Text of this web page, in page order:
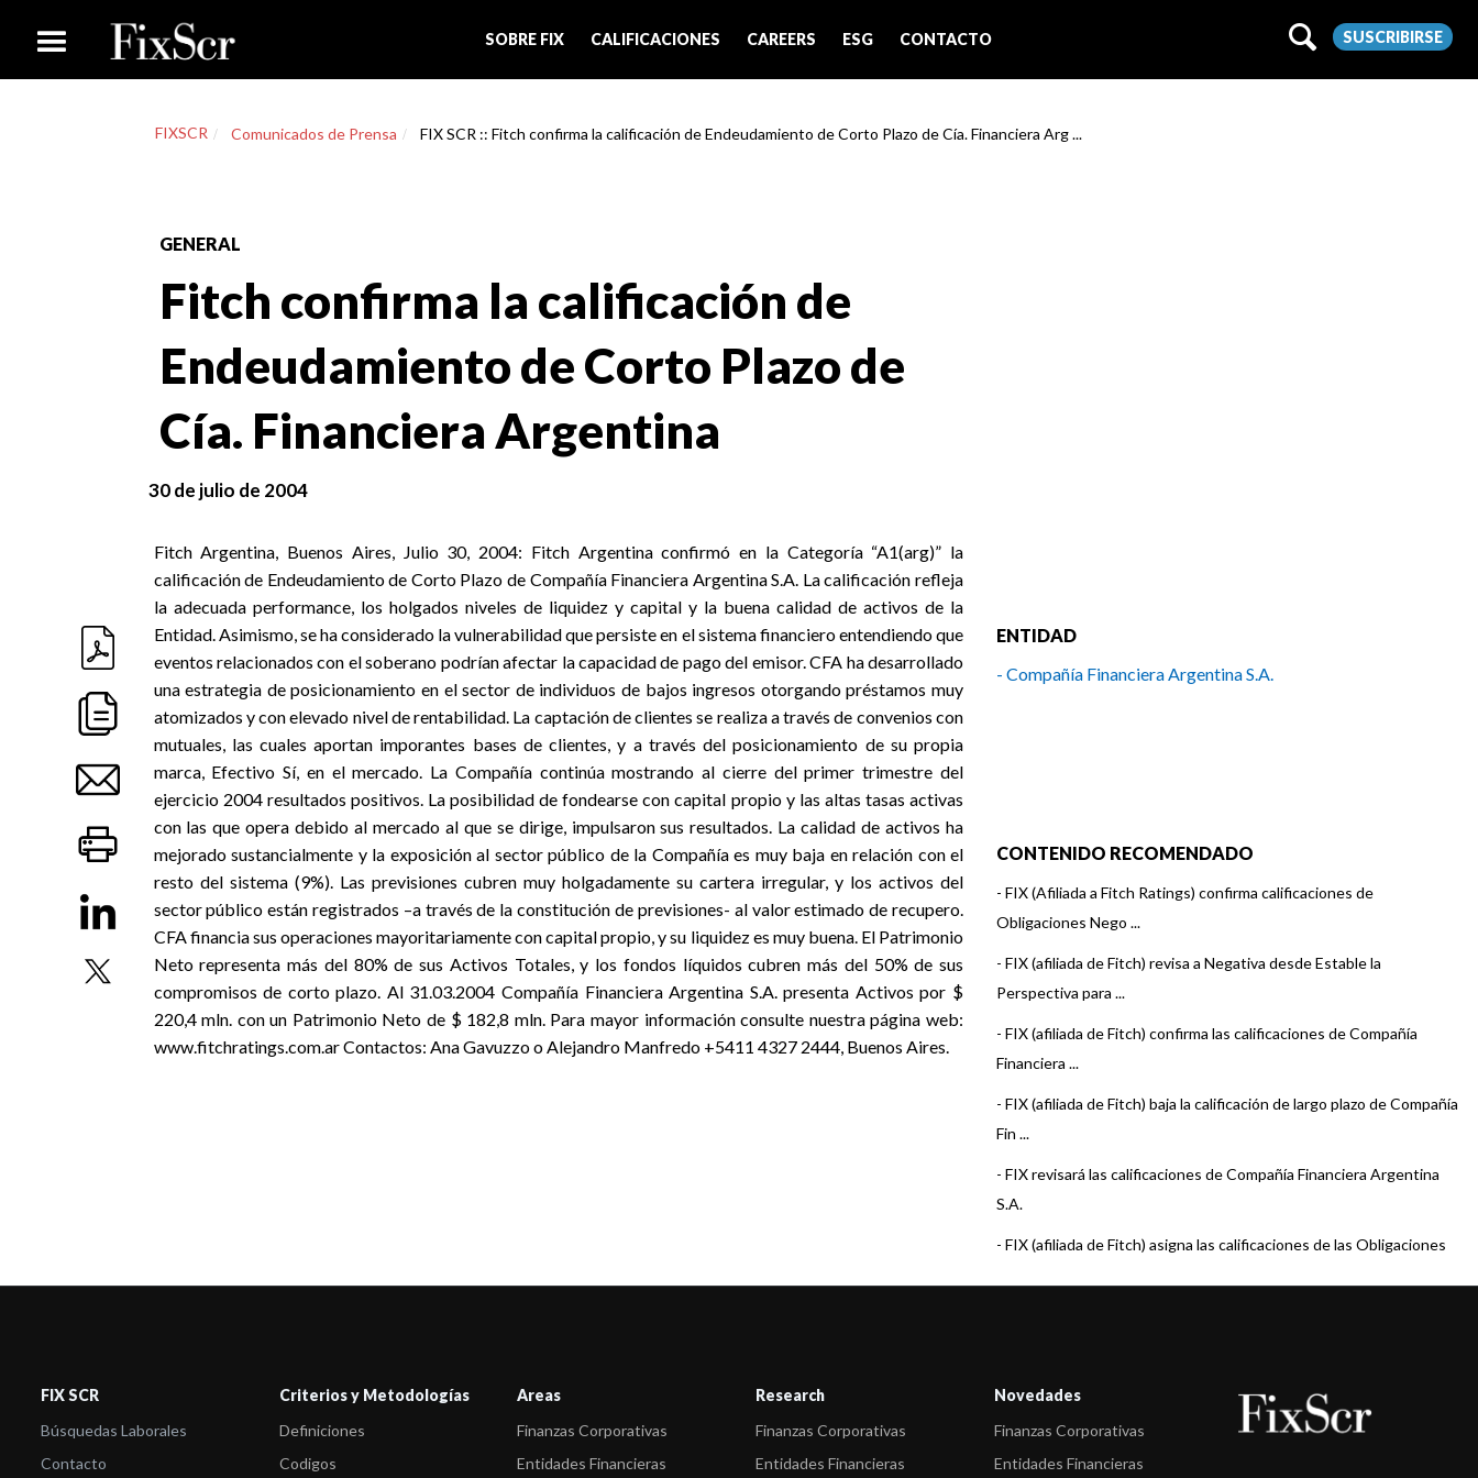
SOBRE FIX CALIFICACIONES CAREERS ESG CONTACTO SUSCRIBIRSE
FIXSCR Comunicados de Prensa FIX SCR :: Fitch confirma la calificación de Endeudamiento de Corto Plazo de Cía. Financiera Arg ...
GENERAL
Fitch confirma la calificación de
Endeudamiento de Corto Plazo de
Cía. Financiera Argentina
30 de julio de 2004
Fitch Argentina, Buenos Aires, Julio 30, 2004: Fitch Argentina confirmó en la Categoría “A1(arg)” la
calificación de Endeudamiento de Corto Plazo de Compañía Financiera Argentina S.A. La calificación refleja
la adecuada performance, los holgados niveles de liquidez y capital y la buena calidad de activos de la
Entidad. Asimismo, se ha considerado la vulnerabilidad que persiste en el sistema financiero entendiendo que
eventos relacionados con el soberano podrían afectar la capacidad de pago del emisor. CFA ha desarrollado
una estrategia de posicionamiento en el sector de individuos de bajos ingresos otorgando préstamos muy
atomizados y con elevado nivel de rentabilidad. La captación de clientes se realiza a través de convenios con
mutuales, las cuales aportan imporantes bases de clientes, y a través del posicionamiento de su propia
marca, Efectivo Sí, en el mercado. La Compañía continúa mostrando al cierre del primer trimestre del
ejercicio 2004 resultados positivos. La posibilidad de fondearse con capital propio y las altas tasas activas
con las que opera debido al mercado al que se dirige, impulsaron sus resultados. La calidad de activos ha
mejorado sustancialmente y la exposición al sector público de la Compañía es muy baja en relación con el
resto del sistema (9%). Las previsiones cubren muy holgadamente su cartera irregular, y los activos del
sector público están registrados –a través de la constitución de previsiones- al valor estimado de recupero.
CFA financia sus operaciones mayoritariamente con capital propio, y su liquidez es muy buena. El Patrimonio
Neto representa más del 80% de sus Activos Totales, y los fondos líquidos cubren más del 50% de sus
compromisos de corto plazo. Al 31.03.2004 Compañía Financiera Argentina S.A. presenta Activos por $
220,4 mln. con un Patrimonio Neto de $ 182,8 mln. Para mayor información consulte nuestra página web:
www.fitchratings.com.ar Contactos: Ana Gavuzzo o Alejandro Manfredo +5411 4327 2444, Buenos Aires.
ENTIDAD
- Compañía Financiera Argentina S.A.
CONTENIDO RECOMENDADO
- FIX (Afiliada a Fitch Ratings) confirma calificaciones de
Obligaciones Nego ...
- FIX (afiliada de Fitch) revisa a Negativa desde Estable la
Perspectiva para ...
- FIX (afiliada de Fitch) confirma las calificaciones de Compañía
Financiera ...
- FIX (afiliada de Fitch) baja la calificación de largo plazo de Compañía
Fin ...
- FIX revisará las calificaciones de Compañía Financiera Argentina
S.A.
- FIX (afiliada de Fitch) asigna las calificaciones de las Obligaciones
- El Rating Watch en Evolución de las calificaciones de CFA no se ve
-
FIX (afiliada de Fitch) coloca en Rating Watch en Evolución las
FIX SCR
Búsquedas Laborales
Contacto
Criterios y Metodologías
Definiciones
Codigos
Areas
Finanzas Corporativas
Entidades Financieras
Research
Finanzas Corporativas
Entidades Financieras
Novedades
Finanzas Corporativas
Entidades Financieras